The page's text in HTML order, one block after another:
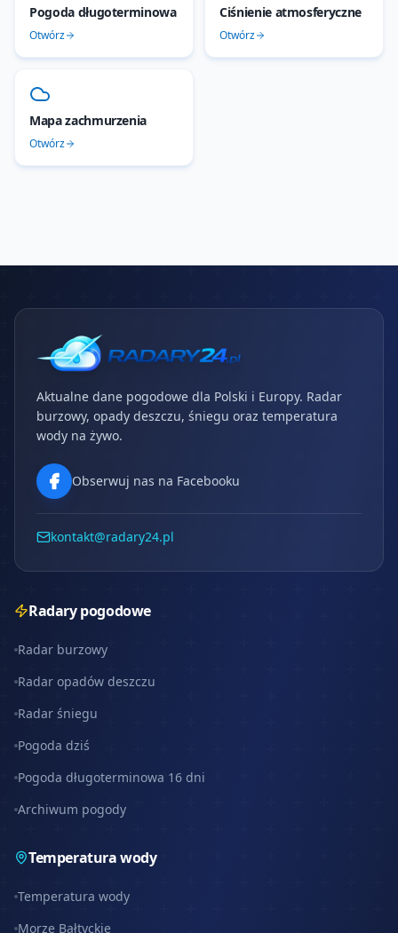
Pogoda długoterminowa
Otwórz
Ciśnienie atmosferyczne
Otwórz
Mapa zachmurzenia
Otwórz
Aktualne dane pogodowe dla Polski i Europy. Radar
burzowy, opady deszczu, śniegu oraz temperatura
wody na żywo.
Obserwuj nas na Facebooku
kontakt@radary24.pl
Radary pogodowe
Radar burzowy
Radar opadów deszczu
Radar śniegu
Pogoda dziś
Pogoda długoterminowa 16 dni
Archiwum pogody
Temperatura wody
Temperatura wody
Morze Bałtyckie